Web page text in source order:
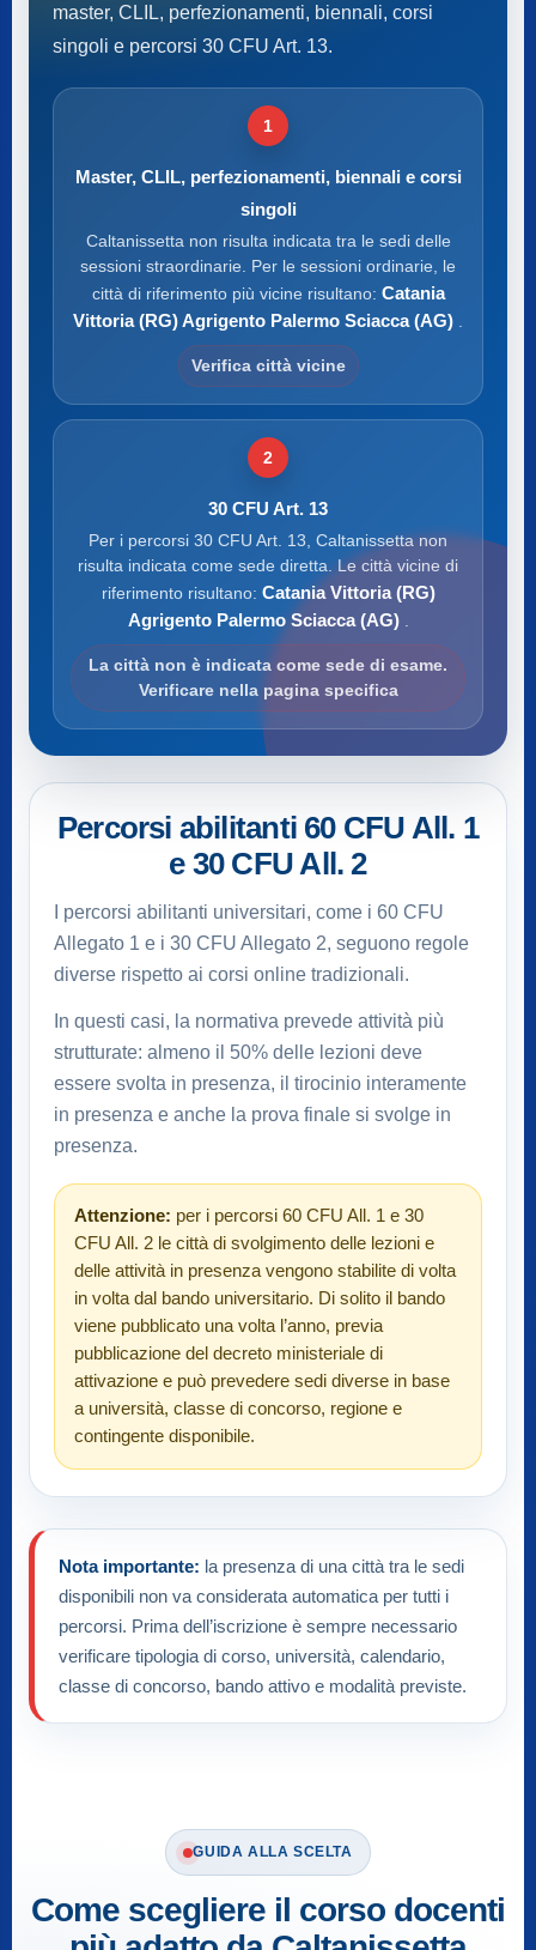
master, CLIL, perfezionamenti, biennali, corsi
singoli e percorsi 30 CFU Art. 13.
1
Master, CLIL, perfezionamenti, biennali e corsi
singoli
Caltanissetta non risulta indicata tra le sedi delle
sessioni straordinarie. Per le sessioni ordinarie, le
città di riferimento più vicine risultano: Catania
Vittoria (RG) Agrigento Palermo Sciacca (AG)
Verifica città vicine
2
30 CFU Art. 13
Per i percorsi 30 CFU Art. 13, Caltanissetta non
risulta indicata come sede diretta. Le città vicine di
riferimento risultano: Catania Vittoria (RG)
Agrigento Palermo Sciacca (AG)
La città non è indicata come sede di esame.
Verificare nella pagina specifica
Percorsi abilitanti 60 CFU All. 1
e 30 CFU All. 2
I percorsi abilitanti universitari, come i 60 CFU
Allegato 1 e i 30 CFU Allegato 2, seguono regole
diverse rispetto ai corsi online tradizionali.
In questi casi, la normativa prevede attività più
strutturate: almeno il 50% delle lezioni deve
essere svolta in presenza, il tirocinio interamente
in presenza e anche la prova finale si svolge in
presenza.
Attenzione: per i percorsi 60 CFU All. 1 e 30
CFU All. 2 le città di svolgimento delle lezioni e
delle attività in presenza vengono stabilite di volta
in volta dal bando universitario. Di solito il bando
viene pubblicato una volta l’anno, previa
pubblicazione del decreto ministeriale di
attivazione e può prevedere sedi diverse in base
a università, classe di concorso, regione e
contingente disponibile.
Nota importante: la presenza di una città tra le sedi
disponibili non va considerata automatica per tutti i
percorsi. Prima dell’iscrizione è sempre necessario
verificare tipologia di corso, università, calendario,
classe di concorso, bando attivo e modalità previste.
GUIDA ALLA SCELTA
Come scegliere il corso docenti